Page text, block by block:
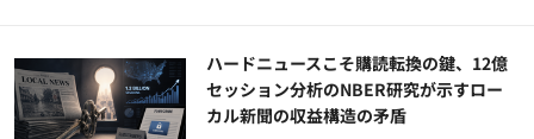
ハードニュースこそ購読転換の鍵、12億
セッション分析のNBER研究が示すロー
カル新聞の収益構造の矛盾